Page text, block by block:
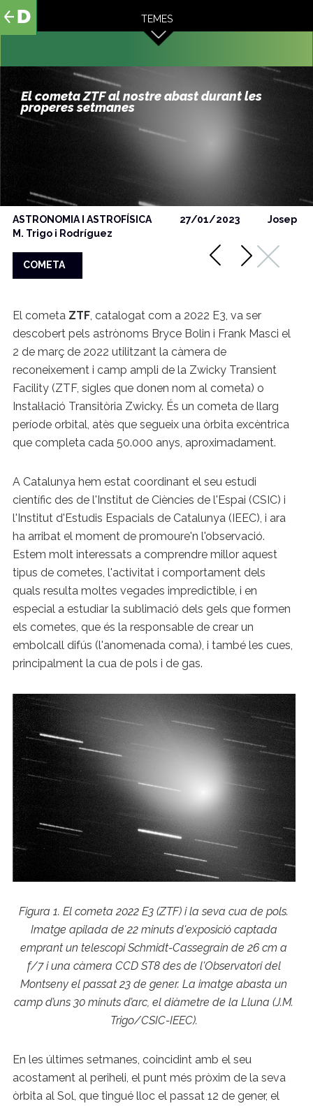
contingut
TEMES
El cometa ZTF al nostre abast durant les
properes setmanes
ASTRONOMIA I ASTROFÍSICA 27/01/2023
Josep
M. Trigo i Rodríguez
COMETA
El cometa ZTF, catalogat com a 2022 E3, va ser
descobert pels astrònoms Bryce Bolin i Frank Masci el
2 de març de 2022 utilitzant la càmera de
reconeixement i camp ampli de la Zwicky Transient
Facility (ZTF, sigles que donen nom al cometa) o
Instal·lació Transitòria Zwicky. És un cometa de llarg
període orbital, atès que segueix una òrbita excèntrica
que completa cada 50.000 anys, aproximadament.
A Catalunya hem estat coordinant el seu estudi
científic des de l'Institut de Ciències de l'Espai (CSIC) i
l'Institut d'Estudis Espacials de Catalunya (IEEC), i ara
ha arribat el moment de promoure'n l'observació.
Estem molt interessats a comprendre millor aquest
tipus de cometes, l'activitat i comportament dels
quals resulta moltes vegades impredictible, i en
especial a estudiar la sublimació dels gels que formen
els cometes, que és la responsable de crear un
embolcall difús (l'anomenada coma), i també les cues,
principalment la cua de pols i de gas.
Figura 1. El cometa 2022 E3 (ZTF) i la seva cua de pols.
Imatge apilada de 22 minuts d'exposició captada
emprant un telescopi Schmidt-Cassegrain de 26 cm a
f/7 i una càmera CCD ST8 des de l'Observatori del
Montseny el passat 23 de gener. La imatge abasta un
camp d’uns 30 minuts d’arc, el diàmetre de la Lluna (J.M.
Trigo/CSIC-IEEC).
En les últimes setmanes, coincidint amb el seu
acostament al periheli, el punt més pròxim de la seva
òrbita al Sol, que tingué lloc el passat 12 de gener, el